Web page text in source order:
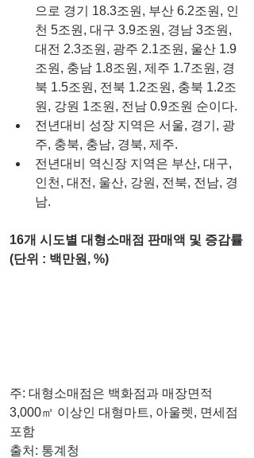
으로 경기 18.3조원, 부산 6.2조원, 인
천 5조원, 대구 3.9조원, 경남 3조원,
대전 2.3조원, 광주 2.1조원, 울산 1.9
조원, 충남 1.8조원, 제주 1.7조원, 경
북 1.5조원, 전북 1.2조원, 충북 1.2조
원, 강원 1조원, 전남 0.9조원 순이다.
전년대비 성장 지역은 서울, 경기, 광
주, 충북, 충남, 경북, 제주.
전년대비 역신장 지역은 부산, 대구,
인천, 대전, 울산, 강원, 전북, 전남, 경
남.
16개 시도별 대형소매점 판매액 및 증감률
(단위 : 백만원, %)
주: 대형소매점은 백화점과 매장면적
3,000㎡ 이상인 대형마트, 아울렛, 면세점
포함
출처: 통계청